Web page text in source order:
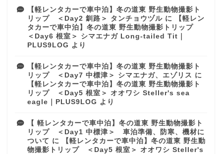
【軽レンタカーで車中泊】冬の道東 野生動物撮影ト
リップ ＜Day2 釧路＞ タンチョウヅル に
【軽レン
タカーで車中泊】冬の道東 野生動物撮影トリップ
＜Day6 根室＞ シマエナガ Long-tailed Tit｜
PLUS9LOG より
【軽レンタカーで車中泊】冬の道東 野生動物撮影ト
リップ ＜Day7 中標津＞ シマエナガ、エゾリス に
【軽レンタカーで車中泊】冬の道東 野生動物撮影ト
リップ ＜Day5 根室＞ オオワシ Steller's sea
eagle｜PLUS9LOG より
【 軽レンタカーで車中泊】冬の道東 野生動物撮影ト
リップ ＜Day1 中標津＞ 車泊準備、防寒、機材に
ついて に
【軽レンタカーで車中泊】冬の道東 野生動
物撮影トリップ ＜Day5 根室＞ オオワシ Steller's